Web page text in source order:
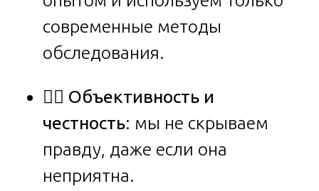
современные методы
обследования.
🕵️‍♂️ Объективность и
честность: мы не скрываем
правду, даже если она
неприятна.